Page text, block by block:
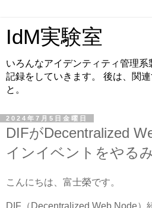
IdM実験室
いろんなアイデンティティ管理
記録をしていきます。 後は、関
と。
2024年7月5日金曜日
DIFがDecentralized
インイベントをやる
こんにちは、富士榮です。
DIF（Decentralized Web Node）